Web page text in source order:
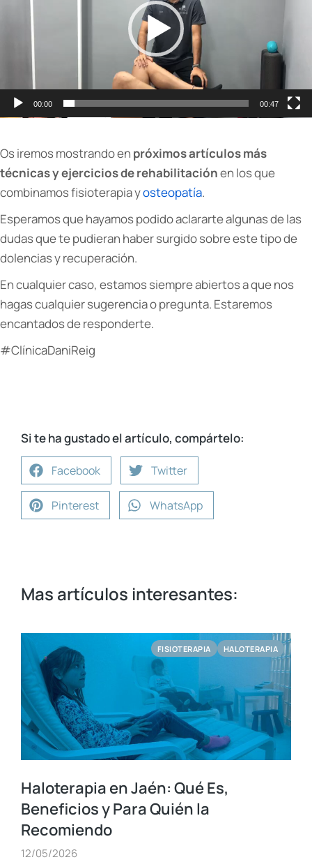
00:00 00:47
Os iremos mostrando en próximos artículos más
técnicas y ejercicios de rehabilitaciónen los que
combinamos fisioterapia yosteopatía.
Esperamos que hayamos podido aclararte algunas de las
dudas que te pudieran haber surgido sobre este tipo de
dolencias y recuperación.
En cualquier caso, estamos siempre abiertos a que nos
hagas cualquier sugerencia o pregunta. Estaremos
encantados de responderte.
#ClínicaDaniReig
Si te ha gustado el artículo, compártelo:
Facebook Twitter
Pinterest WhatsApp
Mas artículos interesantes:
FISIOTERAPIA HALOTERAPIA
Haloterapia en Jaén: Qué Es,
Beneficios y Para Quién la
Recomiendo
12/05/2026